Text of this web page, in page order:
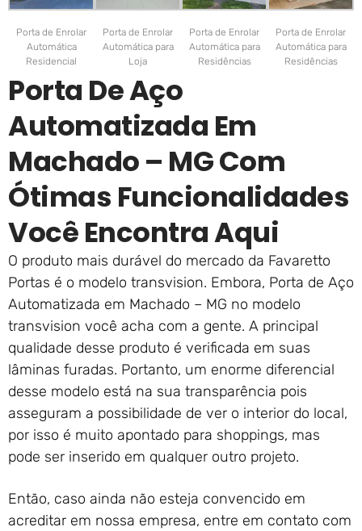
Porta de Enrolar
Automática
Residencial
Porta de Enrolar
Automática para
Loja
Porta de Enrolar
Automática para
Residências
Porta de Enrolar
Automática para
Residências
Porta De Aço
Automatizada Em
Machado – MG Com
Ótimas Funcionalidades
Você Encontra Aqui
O produto mais durável do mercado da Favaretto
Portas é o modelo transvision. Embora, Porta de Aço
Automatizada em Machado – MG no modelo
transvision você acha com a gente. A principal
qualidade desse produto é verificada em suas
lâminas furadas. Portanto, um enorme diferencial
desse modelo está na sua transparência pois
asseguram a possibilidade de ver o interior do local,
por isso é muito apontado para shoppings, mas
pode ser inserido em qualquer outro projeto.
Então, caso ainda não esteja convencido em
acreditar em nossa empresa, entre em contato com